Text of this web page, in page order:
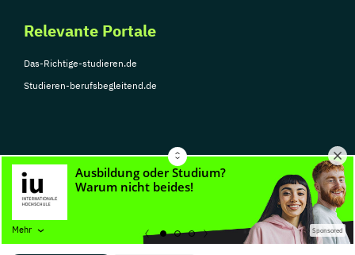
Mehr Sponsored
Relevante Portale
Das-Richtige-studieren.de
Studieren-berufsbegleitend.de
© Copyright 2026, TarGroup Media GmbH
Nutzungsbedingungen